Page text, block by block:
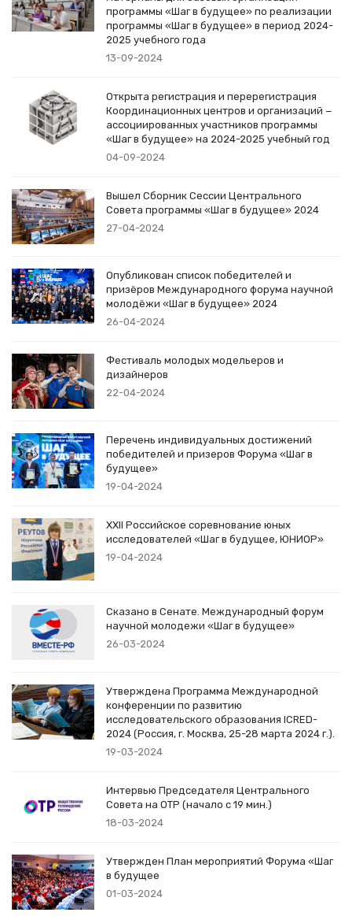
программы «Шаг в будущее» по реализации
программы «Шаг в будущее» в период 2024-
2025 учебного года
13-09-2024
Открыта регистрация и перерегистрация
Координационных центров и организаций −
ассоциированных участников программы
«Шаг в будущее» на 2024-2025 учебный год
04-09-2024
Вышел Сборник Сессии Центрального
Совета программы «Шаг в будущее» 2024
27-04-2024
Опубликован список победителей и
призёров Международного форума научной
молодёжи «Шаг в будущее» 2024
26-04-2024
Фестиваль молодых модельеров и
дизайнеров
22-04-2024
Перечень индивидуальных достижений
победителей и призеров Форума «Шаг в
будущее»
19-04-2024
XXII Российское соревнование юных
исследователей «Шаг в будущее, ЮНИОР»
19-04-2024
Сказано в Сенате. Международный форум
научной молодежи «Шаг в будущее»
26-03-2024
Утверждена Программа Международной
конференции по развитию
исследовательского образования ICRED-
2024 (Россия, г. Москва, 25-28 марта 2024 г.).
19-03-2024
Интервью Председателя Центрального
Совета на ОТР (начало с 19 мин.)
18-03-2024
Утвержден План мероприятий Форума «Шаг
в будущее
01-03-2024